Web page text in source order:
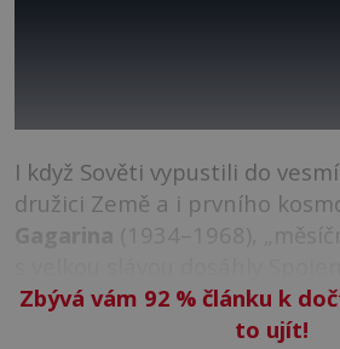
I když Sověti vypustili do
družici Země a i prvního
Gagarina
(1934–1968),
Zbývá vám 92 %článku k
to ujít!